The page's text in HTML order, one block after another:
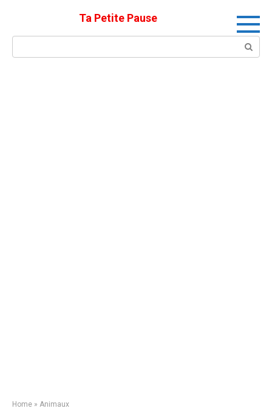
Ta Petite Pause
Search:
Home » Animaux